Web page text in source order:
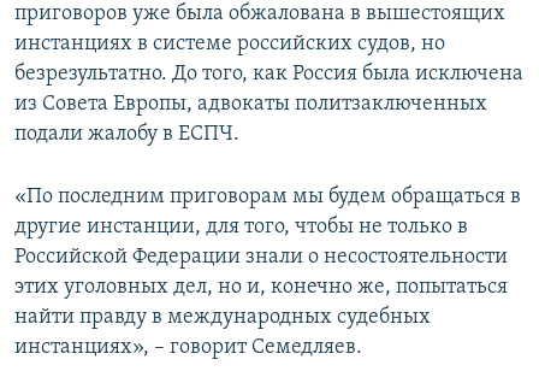
приговоров уже была обжалована в вышестоящих
инстанциях в системе российских судов, но
безрезультатно. До того, как Россия была исключена
из Совета Европы, адвокаты политзаключенных
подали жалобу в ЕСПЧ.
«По последним приговорам мы будем обращаться в
другие инстанции, для того, чтобы не только в
Российской Федерации знали о несостоятельности
этих уголовных дел, но и, конечно же, попытаться
найти правду в международных судебных
инстанциях», – говорит Семедляев.